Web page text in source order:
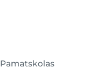
Pamatskolas